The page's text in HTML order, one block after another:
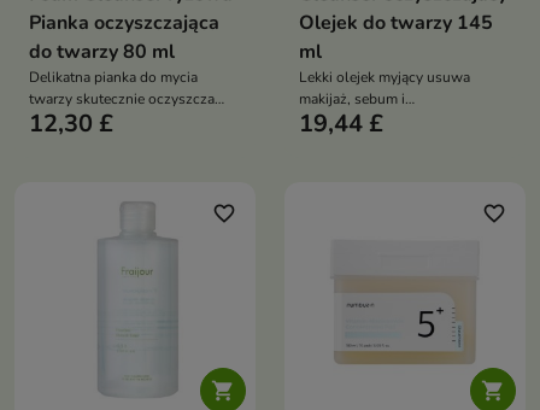
Pianka oczyszczająca
do twarzy 80 ml
Delikatna pianka do mycia
twarzy skutecznie oczyszcza
skórę z sebum i zanieczyszczeń,
odżywia, nawilża, wygładza i
wspiera komfort skóry wrażliwej
12,30 £
Olejek do twarzy 145
ml
Lekki olejek myjący usuwa
makijaż, sebum i
zanieczyszczenia, wspierając
słonecznikowym, pantenolem,
figą, wąkrotą azjatycką, kwasem
19,44 £

favorite_border

favorite_border